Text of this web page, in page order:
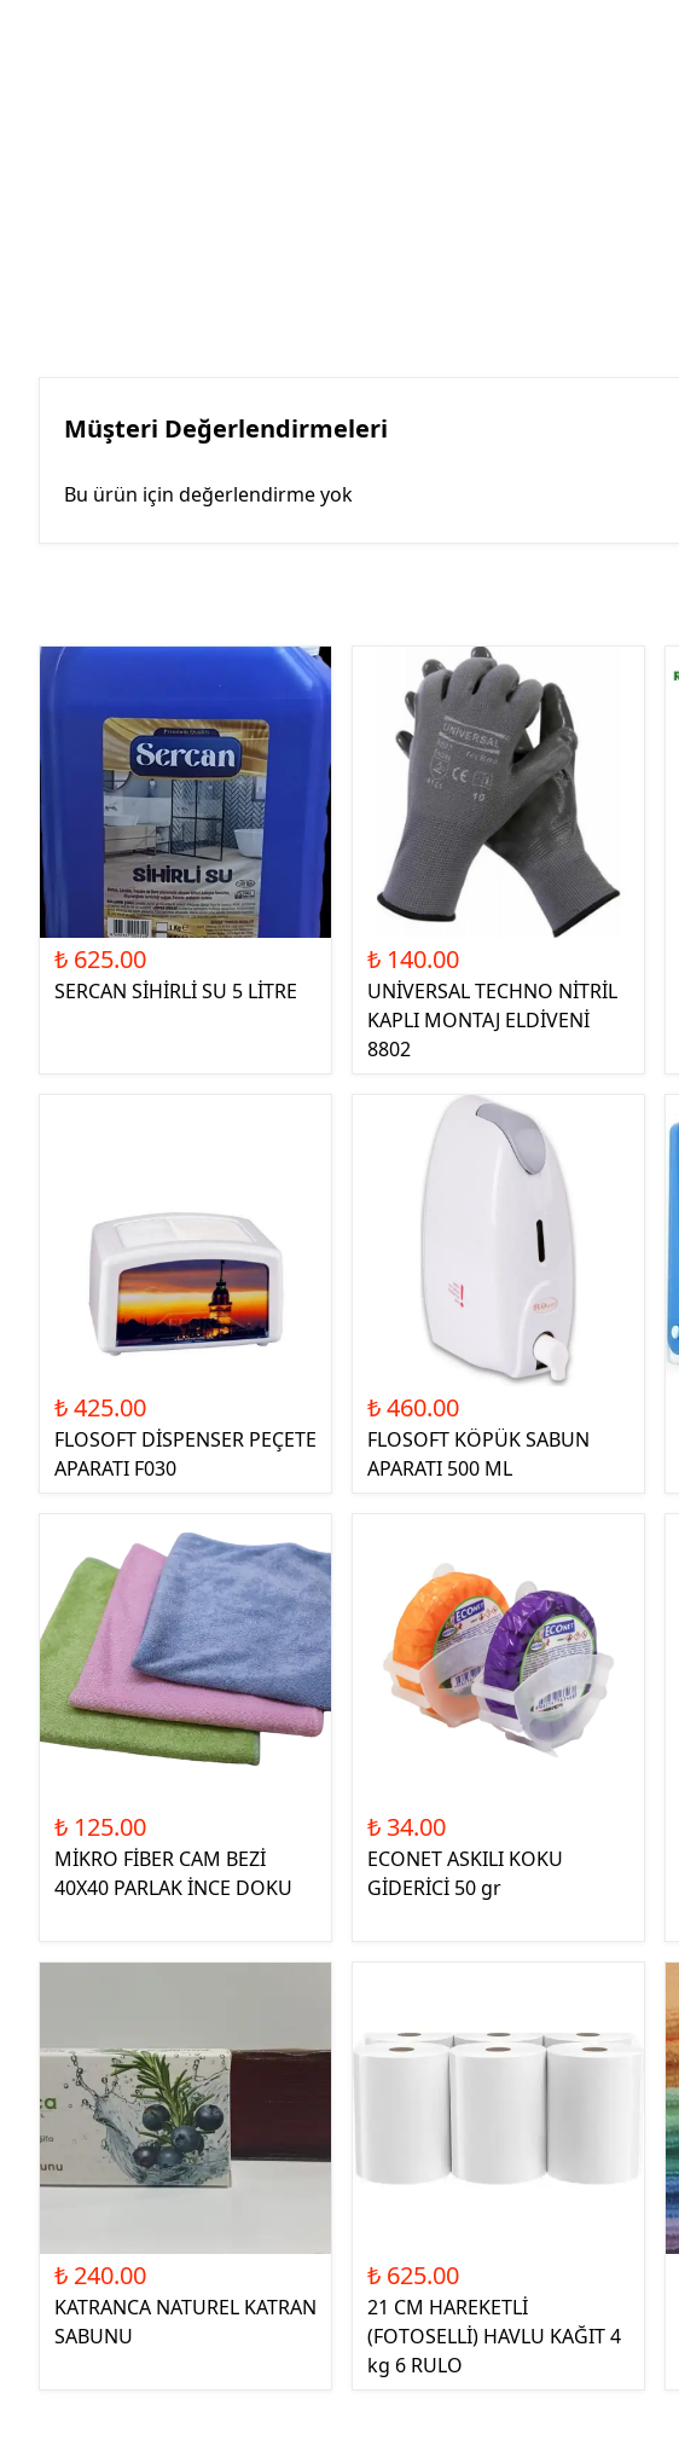
Müşteri Değerlendirmeleri
Bu ürün için değerlendirme yok
₺ 625.00
SERCAN SİHİRLİ SU 5 LİTRE
₺ 140.00
UNİVERSAL TECHNO NİTRİL
KAPLI MONTAJ ELDİVENİ
8802
₺ 425.00
FLOSOFT DİSPENSER PEÇETE
APARATI F030
₺ 460.00
FLOSOFT KÖPÜK SABUN
APARATI 500 ML
₺ 125.00
MİKRO FİBER CAM BEZİ
40X40 PARLAK İNCE DOKU
₺ 34.00
ECONET ASKILI KOKU
GİDERİCİ 50 gr
₺ 240.00
KATRANCA NATUREL KATRAN
SABUNU
₺ 625.00
21 CM HAREKETLİ
(FOTOSELLİ) HAVLU KAĞIT 4
kg 6 RULO